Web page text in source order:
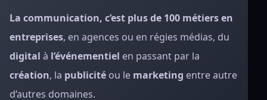
La communication, c’est plus de 100 métiers en
entreprises, en agences ou en régies médias, du
digital à l’événementiel en passant par la
création, la publicité ou le marketing entre autre
d’autres domaines.